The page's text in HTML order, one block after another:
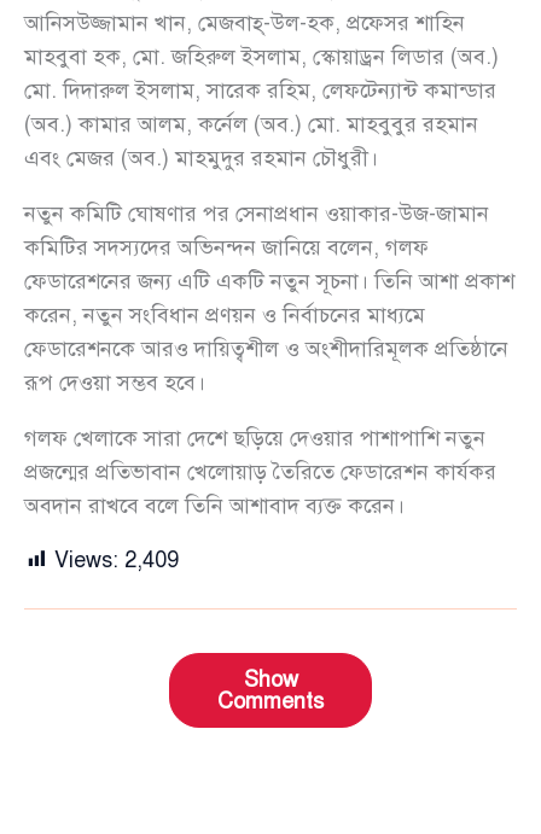
আনিসউজ্জামান খান, মেজবাহ্-উল-হক, প্রফেসর শাহিন
মাহবুবা হক, মো. জহিরুল ইসলাম, স্কোয়াড্রন লিডার (অব.)
মো. দিদারুল ইসলাম, সারেক রহিম, লেফটেন্যান্ট কমান্ডার
(অব.) কামার আলম, কর্নেল (অব.) মো. মাহবুবুর রহমান
এবং মেজর (অব.) মাহমুদুর রহমান চৌধুরী।
নতুন কমিটি ঘোষণার পর সেনাপ্রধান ওয়াকার-উজ-জামান
কমিটির সদস্যদের অভিনন্দন জানিয়ে বলেন, গলফ
ফেডারেশনের জন্য এটি একটি নতুন সূচনা। তিনি আশা প্রকাশ
করেন, নতুন সংবিধান প্রণয়ন ও নির্বাচনের মাধ্যমে
ফেডারেশনকে আরও দায়িত্বশীল ও অংশীদারিমূলক প্রতিষ্ঠানে
রূপ দেওয়া সম্ভব হবে।
গলফ খেলাকে সারা দেশে ছড়িয়ে দেওয়ার পাশাপাশি নতুন
প্রজন্মের প্রতিভাবান খেলোয়াড় তৈরিতে ফেডারেশন কার্যকর
অবদান রাখবে বলে তিনি আশাবাদ ব্যক্ত করেন।
Views: 2,409
Show
Comments